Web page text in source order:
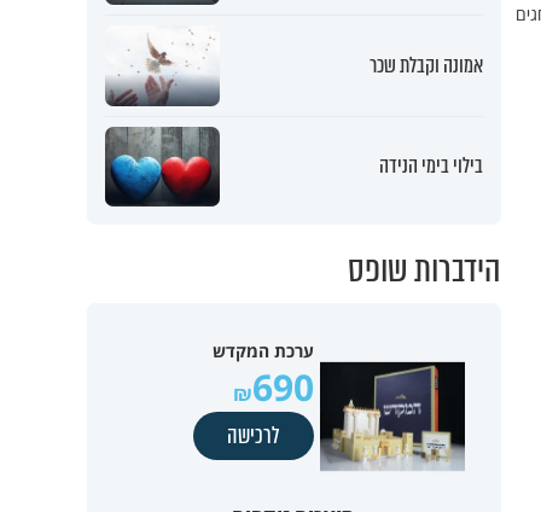
אמונה וקבלת שכר
בילוי בימי הנידה
הידברות שופס
ערכת המקדש
690
לרכישה